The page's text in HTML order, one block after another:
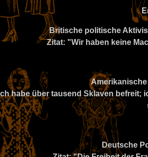
Britische politische
Zitat: "Wir haben keine
habe über tausend Sklaven befreit;
Deutsche